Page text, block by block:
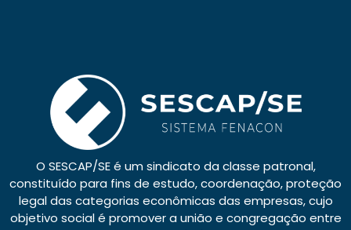
O SESCAP/SE é um sindicato da classe patronal,
constituído para fins de estudo, coordenação, proteção
legal das categorias econômicas das empresas, cujo
objetivo social é promover a união e congregação entre